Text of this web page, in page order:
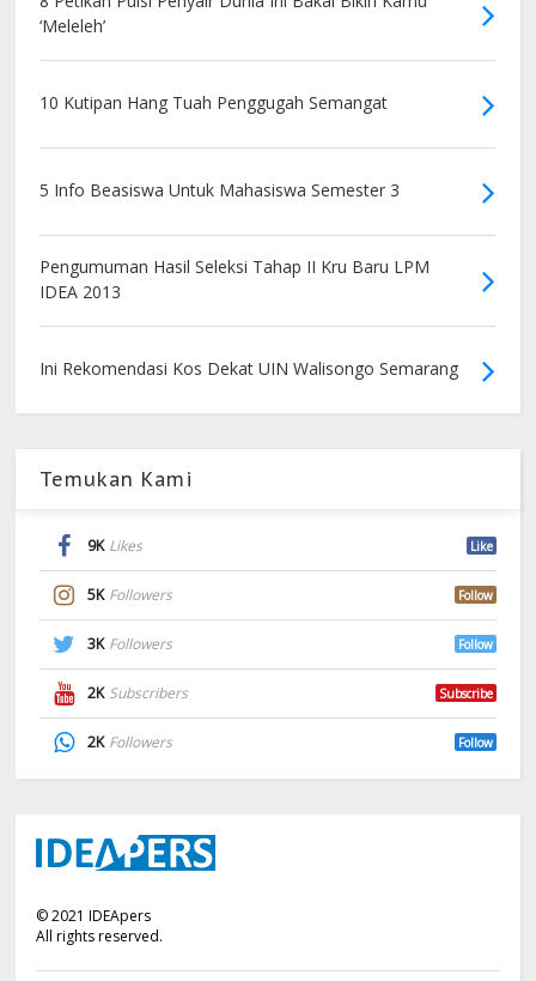
‘Meleleh’
10 Kutipan Hang Tuah Penggugah Semangat
5 Info Beasiswa Untuk Mahasiswa Semester 3
Pengumuman Hasil Seleksi Tahap II Kru Baru LPM
IDEA 2013
Ini Rekomendasi Kos Dekat UIN Walisongo Semarang
Temukan Kami
9K Likes Like
5K Followers Follow
3K Followers Follow
2K Subscribers Subscribe
2K Followers Follow
©2021 IDEApers
All rights reserved.